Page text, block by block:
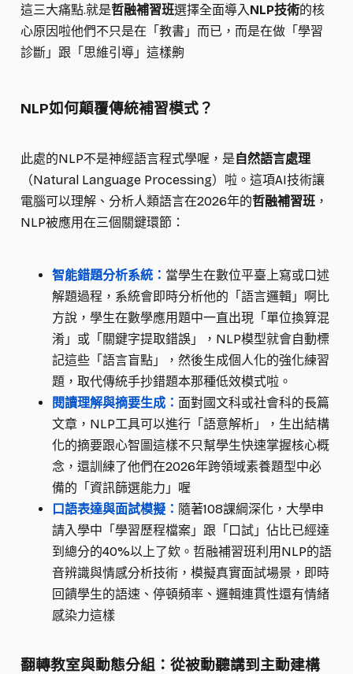
這三大痛點.就是哲融補習班選擇全面導入NLP技術的核
心原因啦他們不只是在「教書」而已，而是在做「學習
診斷」跟「思維引導」這樣齁
NLP如何顛覆傳統補習模式？
此處的NLP不是神經語言程式學喔，是 自然語言處理
（Natural Language Processing）啦。這項AI技術讓
電腦可以理解、分析人類語言在2026年的哲融補習班 ，
NLP被應用在三個關鍵環節：
智能錯題分析系統： 當學生在數位平臺上寫或口述
解題過程，系統會即時分析他的「語言邏輯」啊比
方說，學生在數學應用題中一直出現「單位換算混
淆」或「關鍵字提取錯誤」，NLP模型就會自動標
記這些「語言盲點」，然後生成個人化的強化練習
題，取代傳統手抄錯題本那種低效模式啦。
閱讀理解與摘要生成： 面對國文科或社會科的長篇
文章，NLP工具可以進行「語意解析」，生出結構
化的摘要跟心智圖這樣不只幫學生快速掌握核心概
念，還訓練了他們在2026年跨領域素養題型中必
備的「資訊篩選能力」喔
口語表達與面試模擬： 隨著108課綱深化，大學申
請入學中「學習歷程檔案」跟「口試」佔比已經達
到總分的40%以上了欸。哲融補習班利用NLP的語
音辨識與情感分析技術，模擬真實面試場景，即時
回饋學生的語速、停頓頻率、邏輯連貫性還有情緒
感染力這樣
翻轉教室與動態分組：從被動聽講到主動建構